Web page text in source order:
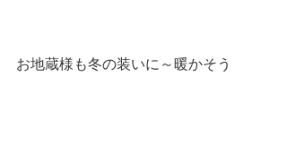
お地蔵様も冬の装いに～暖かそう